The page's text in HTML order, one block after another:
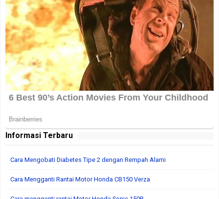
Informasi Terbaru
Cara Mengobati Diabetes Tipe 2 dengan Rempah Alami
Cara Mengganti Rantai Motor Honda CB150 Verza